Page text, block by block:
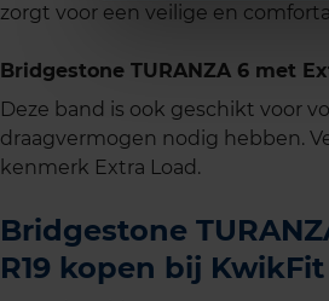
zorgt voor een veilige en
Bridgestone TURANZA 6 met
Deze band is ook geschikt voor
draagvermogen nodig hebben.
kenmerk Extra Load.
Bridgestone
R19 kopen bij KwikFit